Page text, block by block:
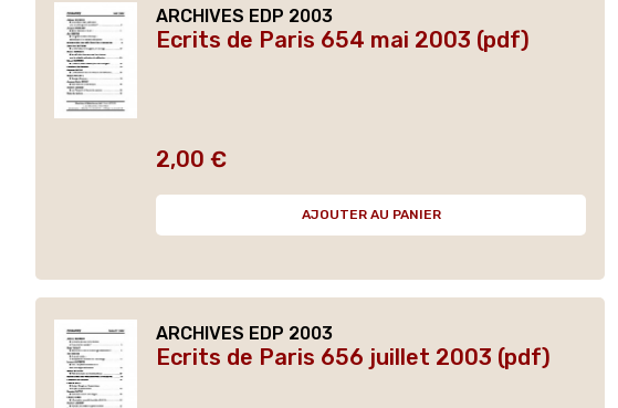
ARCHIVES EDP 2003
Ecrits de Paris 654 mai 2003 (pdf)
Prix
2,00 €
AJOUTER AU PANIER
ARCHIVES EDP 2003
Ecrits de Paris 656 juillet 2003 (pdf)